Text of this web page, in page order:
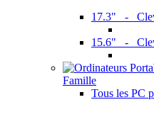
17.3" -
15.6" -
Famille
Tous les PC